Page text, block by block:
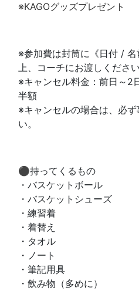
※KAGOグッズプレゼント
※参加費は封筒に《日付 /
上、コーチにお渡しください
※キャンセル料金：前日～2
半額
※キャンセルの場合は、必
い。
⚫︎持ってくるもの
・バスケットボール
・バスケットシューズ
・練習着
・着替え
・タオル
・ノート
・筆記用具
・飲み物（多めに）